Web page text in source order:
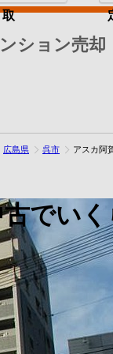
ション売却
取
広島県 呉市 アスカ阿
でい